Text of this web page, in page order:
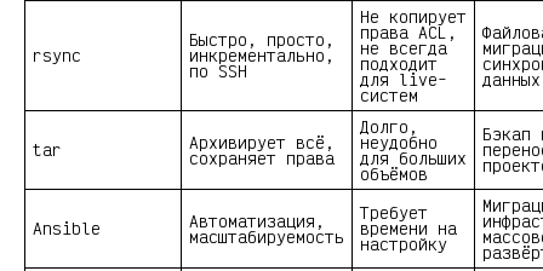
rsync
Быстро, просто,
инкрементально,
по SSH
Не копирует
права ACL,
не всегда
подходит
для live-
систем
данных
tar Архивирует всё,
сохраняет права
Долго,
неудобно
для больших
объёмов
Бэкап
Ansible Автоматизация,
масштабируемость
Требует
времени на
настройку